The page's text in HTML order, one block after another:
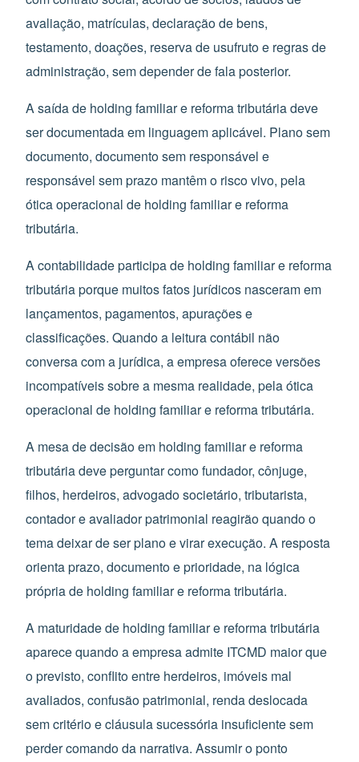
avaliação, matrículas, declaração de bens,
testamento, doações, reserva de usufruto e regras de
administração, sem depender de fala posterior.
A saída de holding familiar e reforma tributária deve
ser documentada em linguagem aplicável. Plano sem
documento, documento sem responsável e
responsável sem prazo mantêm o risco vivo, pela
ótica operacional de holding familiar e reforma
tributária.
A contabilidade participa de holding familiar e reforma
tributária porque muitos fatos jurídicos nasceram em
lançamentos, pagamentos, apurações e
classificações. Quando a leitura contábil não
conversa com a jurídica, a empresa oferece versões
incompatíveis sobre a mesma realidade, pela ótica
operacional de holding familiar e reforma tributária.
A mesa de decisão em holding familiar e reforma
tributária deve perguntar como fundador, cônjuge,
filhos, herdeiros, advogado societário, tributarista,
contador e avaliador patrimonial reagirão quando o
tema deixar de ser plano e virar execução. A resposta
orienta prazo, documento e prioridade, na lógica
própria de holding familiar e reforma tributária.
A maturidade de holding familiar e reforma tributária
aparece quando a empresa admite ITCMD maior que
o previsto, conflito entre herdeiros, imóveis mal
avaliados, confusão patrimonial, renda deslocada
sem critério e cláusula sucessória insuficiente sem
perder comando da narrativa. Assumir o ponto